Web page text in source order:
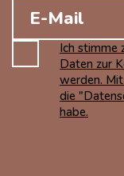
Ich stimme
Daten zur
werden.
die
habe.